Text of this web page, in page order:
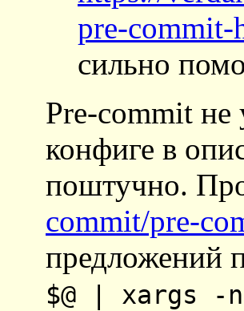
pre-commit-
сильно
Pre-commit не
конфиге в
поштучно.
commit/pre-
предложений
$@ | xargs -